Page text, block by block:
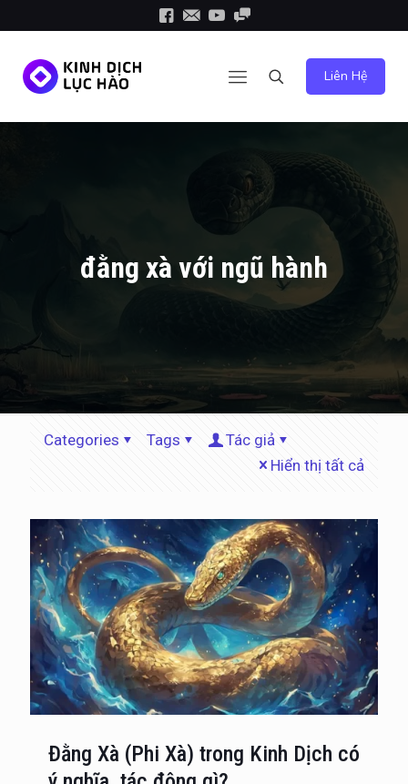
Liên Hệ
đằng xà với ngũ hành
Categories Tags
Tác giả
Hiển thị tất cả
Đằng Xà (Phi Xà) trong Kinh Dịch có